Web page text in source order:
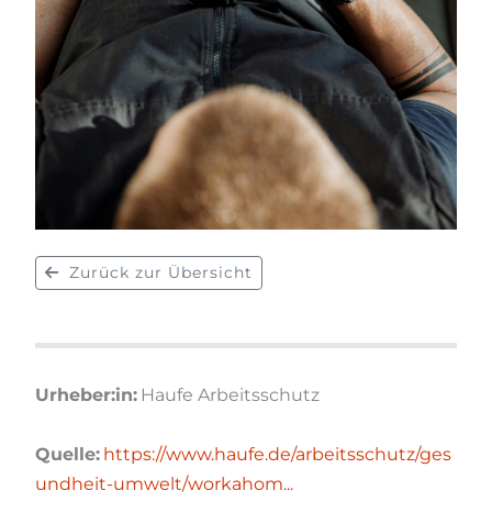
Zurück zur Übersicht
Urheber:in: Haufe Arbeitsschutz
Quelle: https://www.haufe.de/arbeitsschutz/ges
undheit-umwelt/workahom...